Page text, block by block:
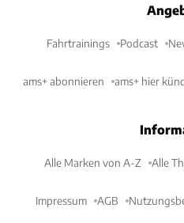
Fahrtrainings Podcast
ams+ abonnieren ams+ hier
Alle Marken von A-Z Alle
Impressum AGB